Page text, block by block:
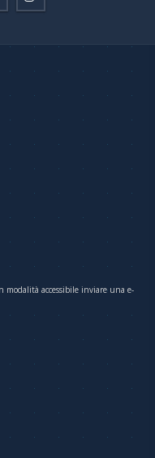
accessibile inviare una e-